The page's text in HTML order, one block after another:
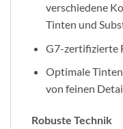
verschiedene
Tinten und
G7-zertifizierte
Optimale
von feinen
Robuste Technik